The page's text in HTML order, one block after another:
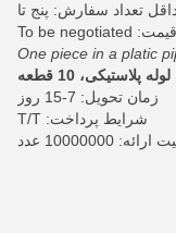
تعداد سفارش: پنج تا
قیمت: To be negotiated
1.One piece in a platic
زمان تحویل: 7-15 روز
شرایط پرداخت: T/T
10000000 عدد